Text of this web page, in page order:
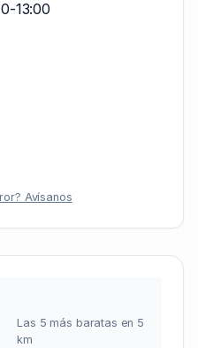
13:00
Avísanos
Las 5 más baratas en 5
km